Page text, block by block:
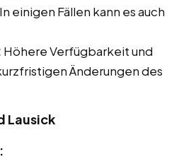
einigen Fällen kann es auch
Höhere Verfügbarkeit und
Änderungen des
Lausick